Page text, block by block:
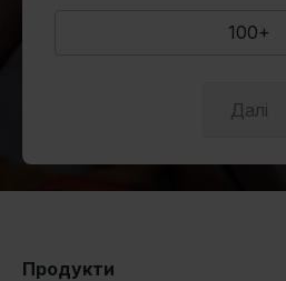
100+
Далі
Продукти